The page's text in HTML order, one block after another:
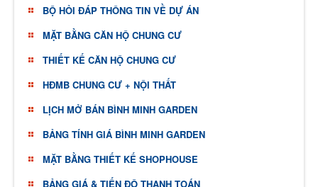
BỘ HỎI ĐÁP THÔNG TIN VỀ DỰ ÁN
MẶT BẰNG CĂN HỘ CHUNG CƯ
THIẾT KẾ CĂN HỘ CHUNG CƯ
HĐMB CHUNG CƯ + NỘI THẤT
LỊCH MỞ BÁN BÌNH MINH GARDEN
BẢNG TÍNH GIÁ BÌNH MINH GARDEN
MẶT BẰNG THIẾT KẾ SHOPHOUSE
BẢNG GIÁ & TIẾN ĐỘ THANH TOÁN